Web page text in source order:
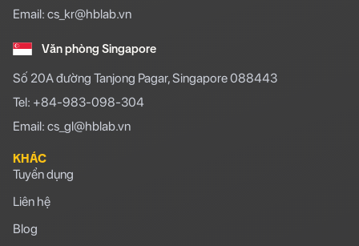
Email: cs_kr@hblab.vn
Văn phòng Singapore
Số 20A đường Tanjong Pagar, Singapore 088443
Tel: +84-983-098-304
Email: cs_gl@hblab.vn
KHÁC
Tuyển dụng
Liên hệ
Blog